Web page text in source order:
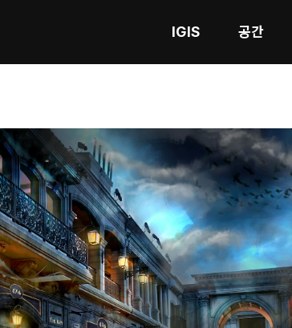
IGIS 공간